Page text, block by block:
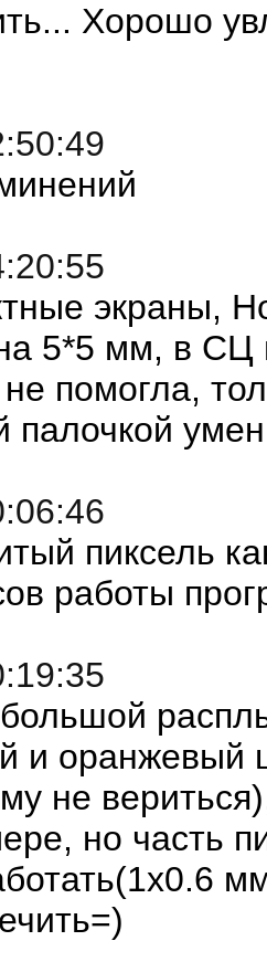
Хорошо
экраны,
5*5 мм, в СЦ
помогла,
палочкой
пиксель
работы
и оранжевый
не
но часть